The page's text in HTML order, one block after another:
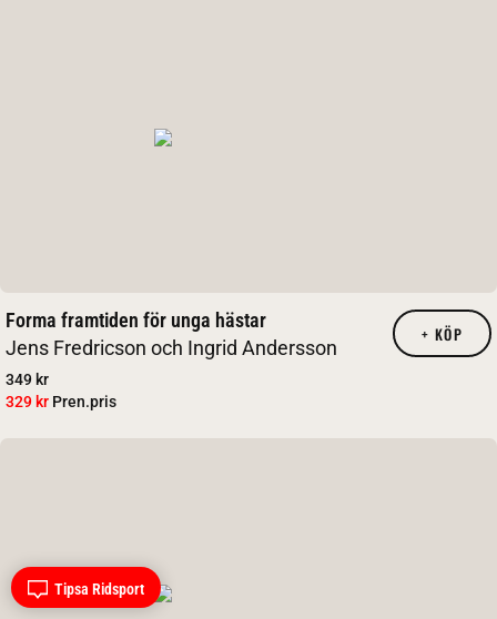
Forma framtiden för unga hästar
Jens Fredricson och Ingrid Andersson
349 kr
329 kr Pren.pris
+ KÖP
Tipsa Ridsport